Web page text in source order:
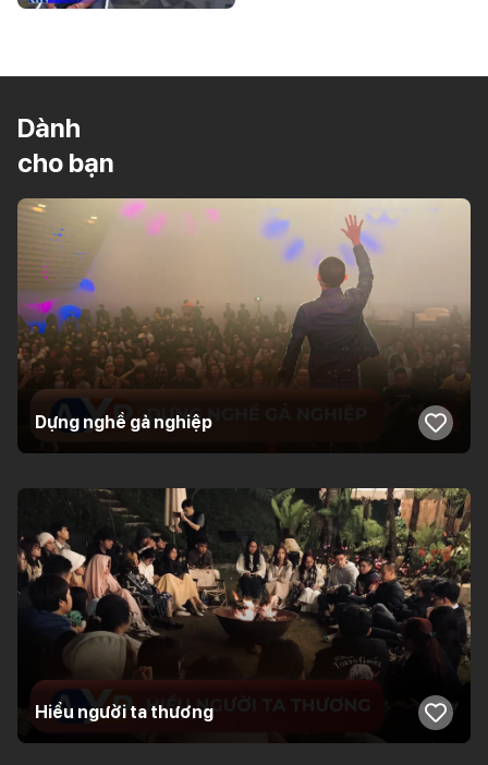
Dành
cho bạn
Dựng nghề gả nghiệp
Hiểu người ta thương